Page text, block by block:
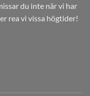
du inte när vi har
rea vi vissa högtider!